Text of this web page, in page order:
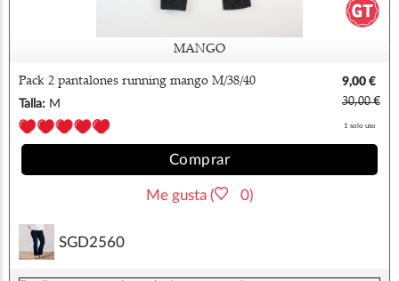
MANGO
Pack 2 pantalones running mango M/38/40
9,00 €
Talla: M 30,00 €
1 solo uso
Comprar
Me gusta ( 0)
SGD2560